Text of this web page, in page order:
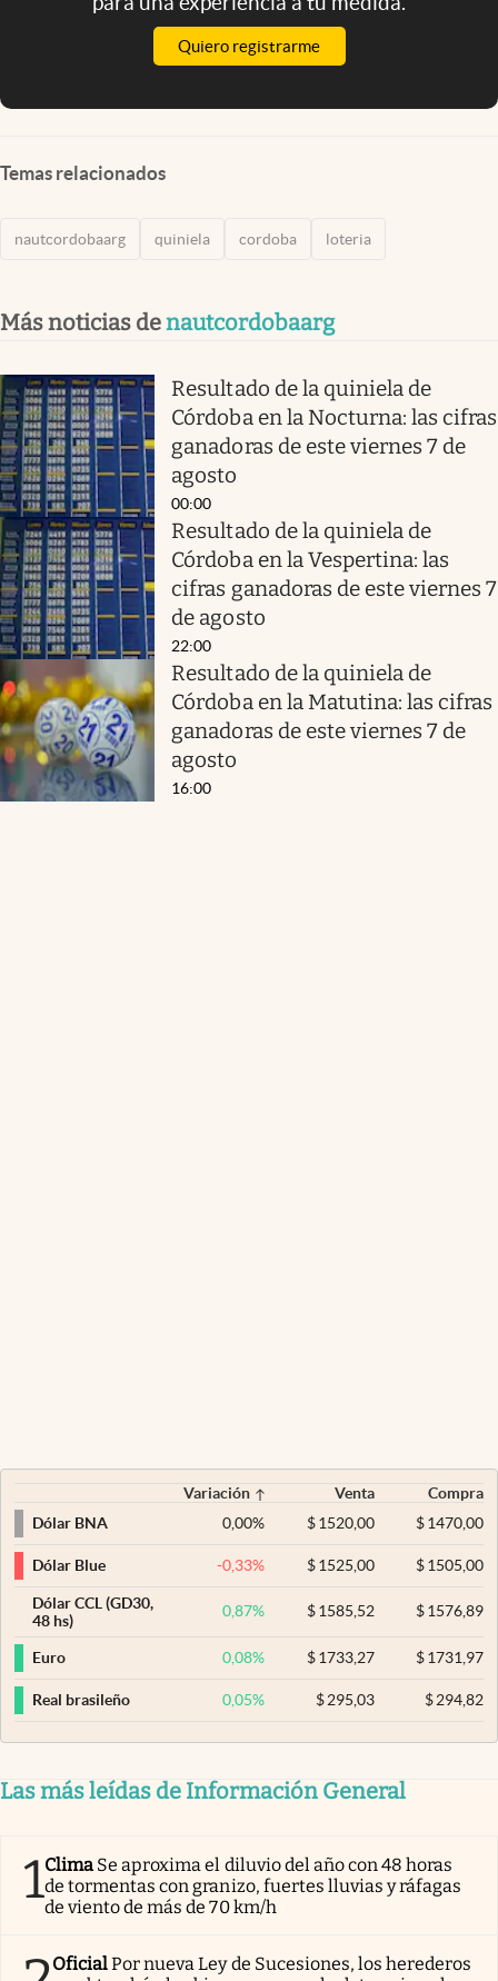
Quiero registrarme
Temas relacionados
nautcordobaarg quiniela cordoba loteria
Más noticias denautcordobaarg
Resultado de la quiniela de
Córdoba en la Nocturna: las cifras
ganadoras de este viernes 7 de
agosto
00:00
Resultado de la quiniela de
Córdoba en la Vespertina: las
cifras ganadoras de este viernes 7
de agosto
22:00
Resultado de la quiniela de
Córdoba en la Matutina: las cifras
ganadoras de este viernes 7 de
agosto
16:00
Variación Venta
Compra
Dólar BNA
0,00% $ 1520,00 $1470,00
Dólar Blue -0,33% $ 1525,00 $1505,00
Dólar CCL (GD30,
48 hs)
0,87% $ 1585,52 $1576,89
Euro 0,08% $ 1733,27 $1731,97
Real brasileño 0,05% $ 295,03 $294,82
Las más leídas de Información General
1Clima Se aproxima el diluvio del año con 48 horas
de tormentas con granizo, fuertes lluvias y ráfagas
de viento de más de 70 km/h
OficialPor nueva Ley de Sucesiones, los herederos